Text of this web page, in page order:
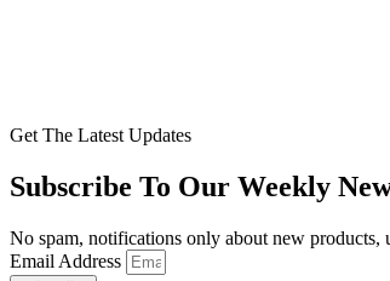
Get The Latest Updates
Subscribe To Our Weekly
No spam, notifications only about new products,
Email Address